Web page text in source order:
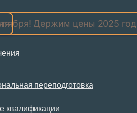
переподготовка
квалификации
Держим цены 2025